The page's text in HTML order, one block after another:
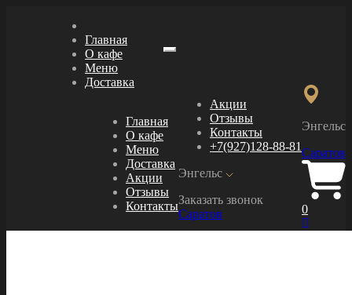
Главная
О кафе
Меню
Доставка
Меню
Энгельс
Саратов
0
Акции
Отзывы
Контакты
+7(927)128-88-81
Энгельс
Заказать звонок
Саратов
Главная
О кафе
Меню
Доставка
Акции
Отзывы
Контакты